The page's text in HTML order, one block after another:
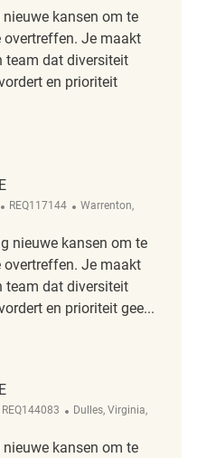
kansen om te
overtreffen. Je maakt
team dat diversiteit
en prioriteit
ReqId
REQ117144 Plaats
Warrenton,
nieuwe kansen om te
overtreffen. Je maakt
team dat diversiteit
en prioriteit gee...
ReqId
REQ144083 Plaats
Dulles, Virginia,
kansen om te